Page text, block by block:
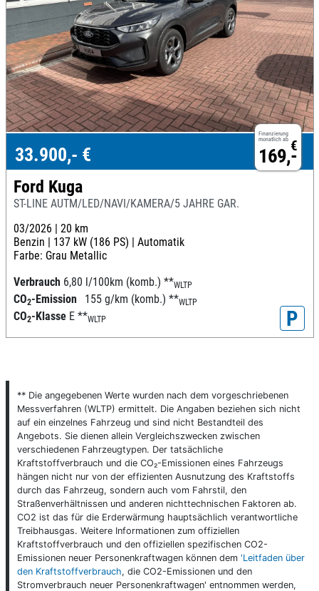
Finanzierung
monatlich ab €
169,-
33.900,- €
Ford Kuga
ST-LINE AUTM/LED/NAVI/KAMERA/5 JAHRE GAR.
03/2026 | 20 km
Benzin | 137 kW (186 PS) | Automatik
Farbe: Grau Metallic
Verbrauch 6,80 l/100km (komb.) **WLTP
CO2-Emission 155 g/km (komb.) **WLTP
CO2-Klasse E **WLTP P
** Die angegebenen Werte wurden nach dem vorgeschriebenen
Messverfahren (WLTP) ermittelt. Die Angaben beziehen sich nicht
auf ein einzelnes Fahrzeug und sind nicht Bestandteil des
Angebots. Sie dienen allein Vergleichszwecken zwischen
verschiedenen Fahrzeugtypen. Der tatsächliche
Kraftstoffverbrauch und die CO₂-Emissionen eines Fahrzeugs
hängen nicht nur von der effizienten Ausnutzung des Kraftstoffs
durch das Fahrzeug, sondern auch vom Fahrstil, den
Straßenverhältnissen und anderen nichttechnischen Faktoren ab.
CO2 ist das für die Erderwärmung hauptsächlich verantwortliche
Treibhausgas. Weitere Informationen zum offiziellen
Kraftstoffverbrauch und den offiziellen spezifischen CO2-
Emissionen neuer Personenkraftwagen können dem 'Leitfaden über
den Kraftstoffverbrauch, die CO2-Emissionen und den
Stromverbrauch neuer Personenkraftwagen' entnommen werden,